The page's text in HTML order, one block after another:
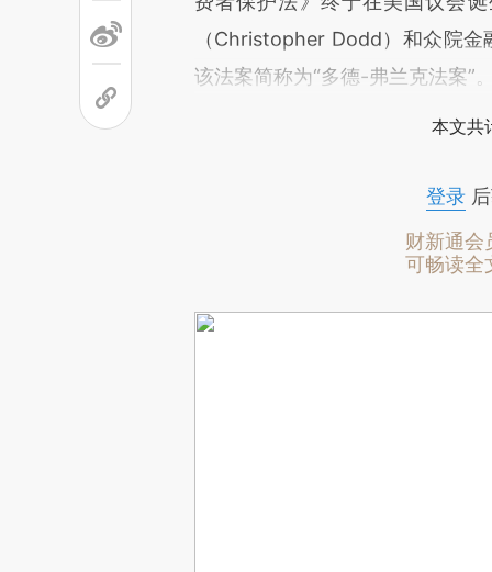
（Christopher Dodd）和众院
该法案简称为“多德-弗兰克法案”
本文共
登录后
财新通会
可畅读全